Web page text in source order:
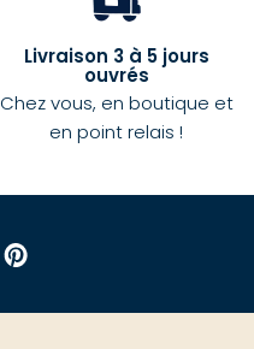
Livraison 3 à 5 jours
ouvrés
Chez vous, en boutique et
en point relais !